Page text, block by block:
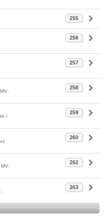
255
256
257
258
259
/
260
262
263